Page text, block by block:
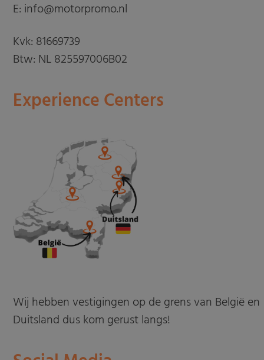
E: info@motorpromo.nl
Kvk: 81669739
Btw: NL 825597006B02
Experience Centers
Wij hebben vestigingen op de grens van België en
Duitsland dus kom gerust langs!